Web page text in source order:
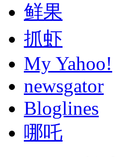
鲜果
抓虾
My Yahoo!
newsgator
Bloglines
哪吒